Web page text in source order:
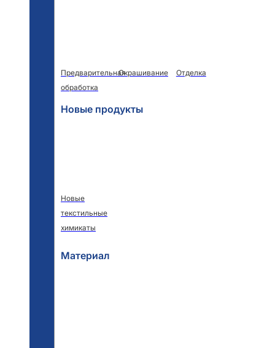
Предварительная
обработка
Окрашивание Отделка
Новые продукты
Новые
текстильные
химикаты
Материал